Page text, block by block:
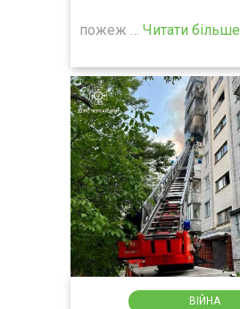
пожеж … Читати більше
ВІЙНА